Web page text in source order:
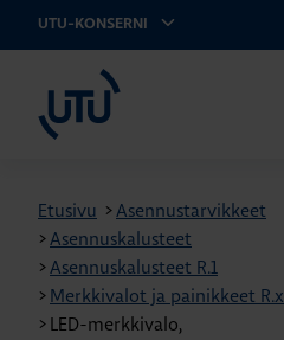
UTU-KONSERNI
Etusivu >Asennustarvikkeet
>Asennuskalusteet
>Asennuskalusteet R.1
> Merkkivalot ja painikkeet R.x
> LED-merkkivalo,